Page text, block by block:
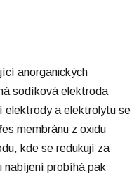
anorganických
sodíková elektroda
elektrody a elektrolytu se
membránu z oxidu
kde se redukují za
nabíjení probíhá pak